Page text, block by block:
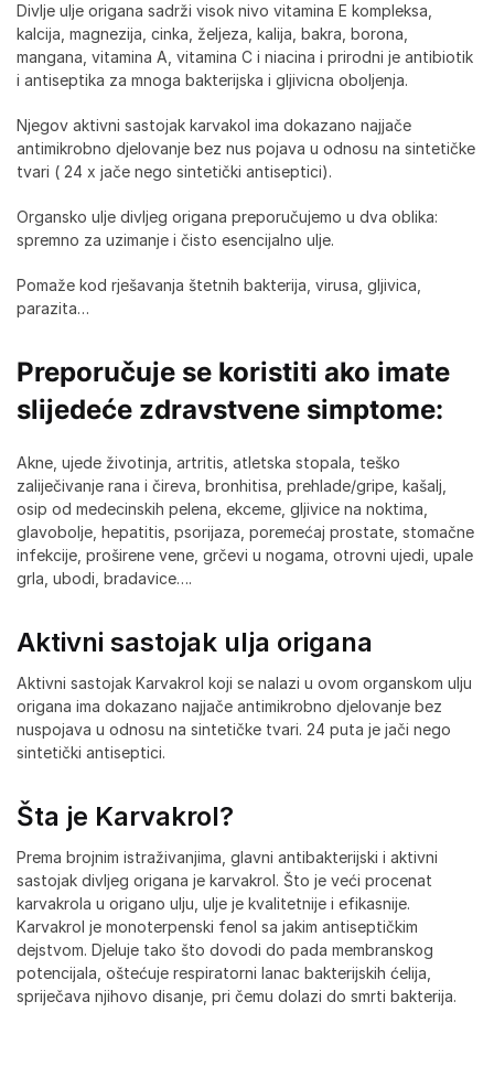
Divlje ulje origana sadrži visok nivo vitamina E kompleksa,
kalcija, magnezija, cinka, željeza, kalija, bakra, borona,
mangana, vitamina A, vitamina C i niacina i prirodni je antibiotik
i antiseptika za mnoga bakterijska i gljivicna oboljenja.
Njegov aktivni sastojak karvakol ima dokazano najjače
antimikrobno djelovanje bez nus pojava u odnosu na sintetičke
tvari ( 24 x jače nego sintetički antiseptici).
Organsko ulje divljeg origana preporučujemo u dva oblika:
spremno za uzimanje i čisto esencijalno ulje.
Pomaže kod rješavanja štetnih bakterija, virusa, gljivica,
parazita…
Preporučuje se koristiti ako imate
slijedeće zdravstvene simptome:
Akne, ujede životinja, artritis, atletska stopala, teško
zaliječivanje rana i čireva, bronhitisa, prehlade/gripe, kašalj,
osip od medecinskih pelena, ekceme, gljivice na noktima,
glavobolje, hepatitis, psorijaza, poremećaj prostate, stomačne
infekcije, proširene vene, grčevi u nogama, otrovni ujedi, upale
grla, ubodi, bradavice….
Aktivni sastojak ulja origana
Aktivni sastojak Karvakrol koji se nalazi u ovom organskom ulju
origana ima dokazano najjače antimikrobno djelovanje bez
nuspojava u odnosu na sintetičke tvari. 24 puta je jači nego
sintetički antiseptici.
Šta je Karvakrol?
Prema brojnim istraživanjima, glavni antibakterijski i aktivni
sastojak divljeg origana je karvakrol. Što je veći procenat
karvakrola u origano ulju, ulje je kvalitetnije i efikasnije.
Karvakrol je monoterpenski fenol sa jakim antiseptičkim
dejstvom. Djeluje tako što dovodi do pada membranskog
potencijala, oštećuje respiratorni lanac bakterijskih ćelija,
spriječava njihovo disanje, pri čemu dolazi do smrti bakterija.